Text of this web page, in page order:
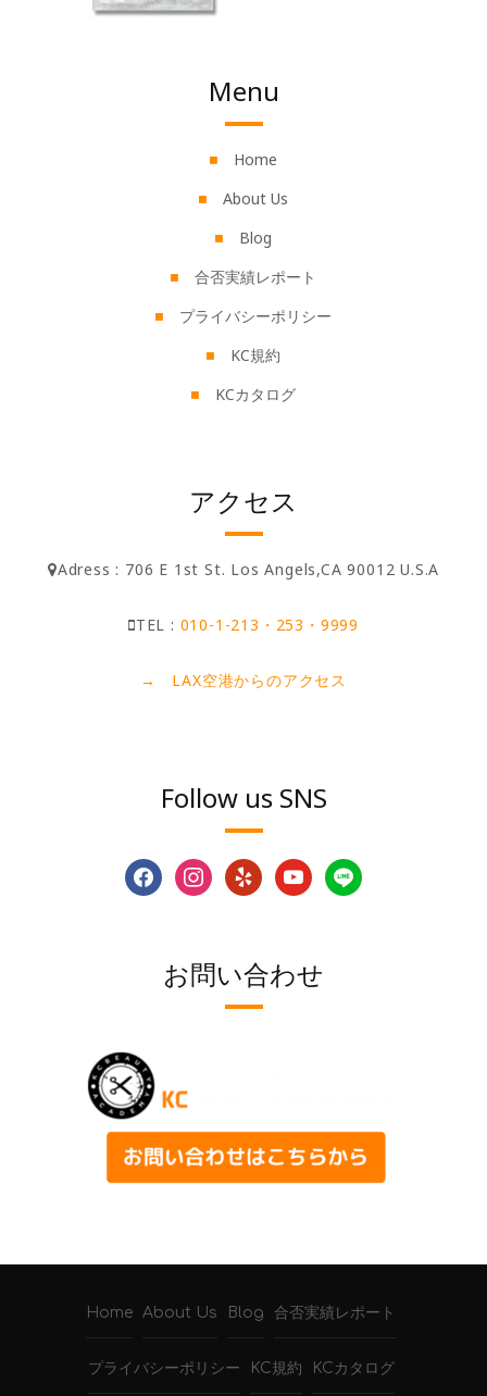
Menu
Home
About Us
Blog
合否実績レポート
プライバシーポリシー
KC規約
KCカタログ
アクセス
Adress : 706 E 1st St. Los Angels,CA 90012 U.S.A
TEL : 010-1-213・253・9999
→ LAX空港からのアクセス
Follow us SNS
facebookinstagram
yelp youtubeline
お問い合わせ
Home About Us Blog 合否実績レポート
プライバシーポリシー KC規約 KCカタログ